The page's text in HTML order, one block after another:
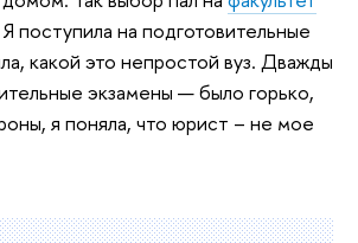
поступила на подготовительные
какой это непростой вуз. Дважды
экзамены — было горько,
я поняла, что юрист – не мое